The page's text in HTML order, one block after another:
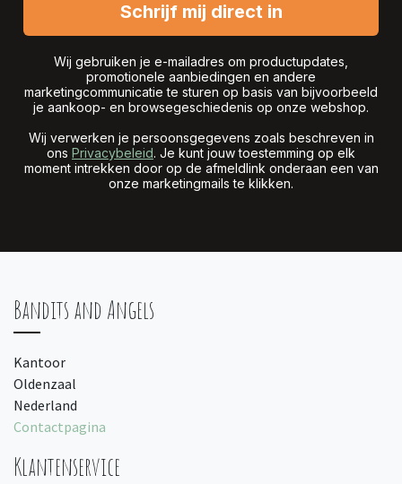
Schrijf mij direct in
Wij gebruiken je e-mailadres om productupdates,
promotionele aanbiedingen en andere
marketingcommunicatie te sturen op basis van bijvoorbeeld
je aankoop- en browsegeschiedenis op onze webshop.
Wij verwerken je persoonsgegevens zoals beschreven in
ons Privacybeleid. Je kunt jouw toestemming op elk
moment intrekken door op de afmeldlink onderaan een van
onze marketingmails te klikken.
Bandits and Angels
Kantoor
Oldenzaal
Nederland
Contactpagina
Klantenservice